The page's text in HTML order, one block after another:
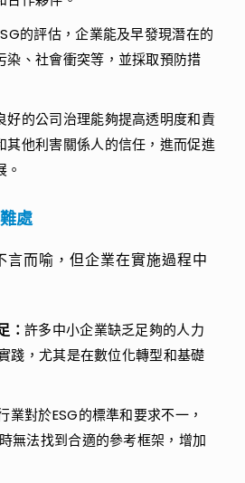
的評估，企業能及早發現潛在的
染、社會衝突等，並採取預防措
好的公司治理能夠提高透明度和責
其他利害關係人的信任，進而促進
處
言而喻，但企業在實施過程中
： 許多中小企業缺乏足夠的人力
踐，尤其是在數位化轉型和基礎
業對於ESG的標準和要求不一，
無法找到合適的參考框架，增加